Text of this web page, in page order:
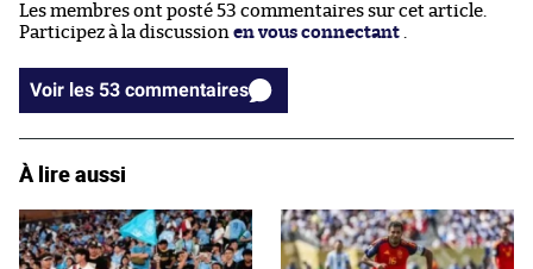
Les membres ont posté 53 commentaires sur cet article.
Participez à la discussion en vous connectant
Voir les 53 commentaires
À lire aussi